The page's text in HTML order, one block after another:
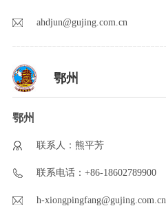
ahdjun@gujing.com.cn
鄂州
鄂州
联系人：熊平芳
联系电话：+86-18602789900
h-xiongpingfang@gujing.com.cn